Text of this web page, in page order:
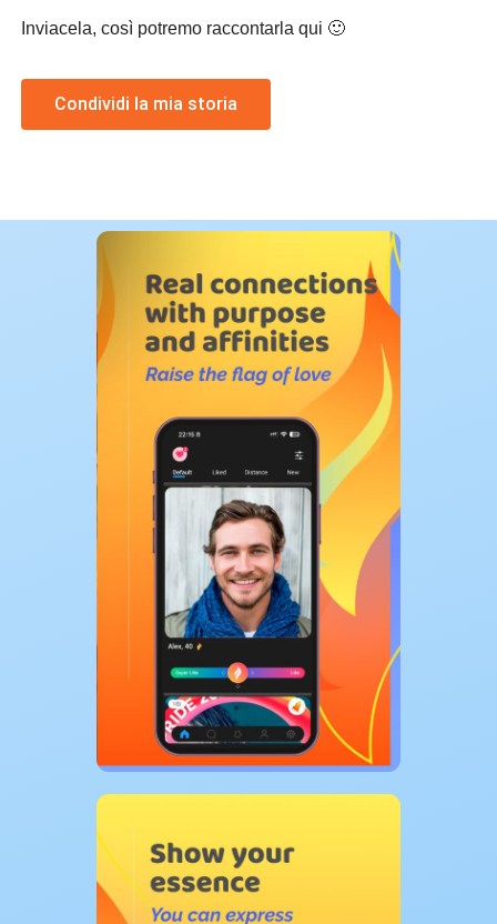
Inviacela, così potremo raccontarla qui 🙂
Condividi la mia storia